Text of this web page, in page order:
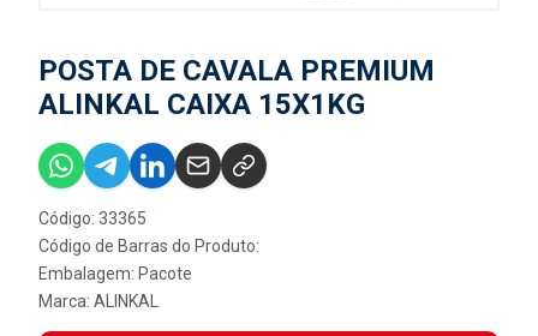
POSTA DE CAVALA PREMIUM
ALINKAL CAIXA 15X1KG
Código: 33365
Código de Barras do Produto:
Embalagem: Pacote
Marca: ALINKAL